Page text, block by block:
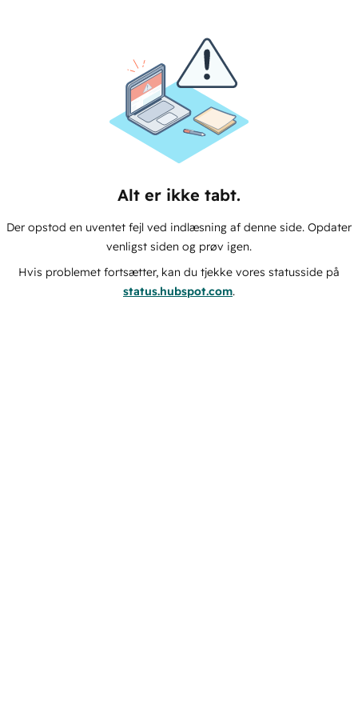
Alt er ikke tabt.
Der opstod en uventet fejl ved indlæsning af denne side. Opdater
venligst siden og prøv igen.
Hvis problemet fortsætter, kan du tjekke vores statusside på
status.hubspot.com.